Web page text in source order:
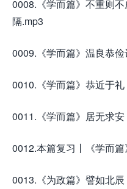
0008.《学而篇》不重则
隔.mp3
0009.《学而篇》温良恭
0010.《学而篇》恭近于
0011.《学而篇》居无求
0012.本篇复习丨《学而
0013.《为政篇》譬如北